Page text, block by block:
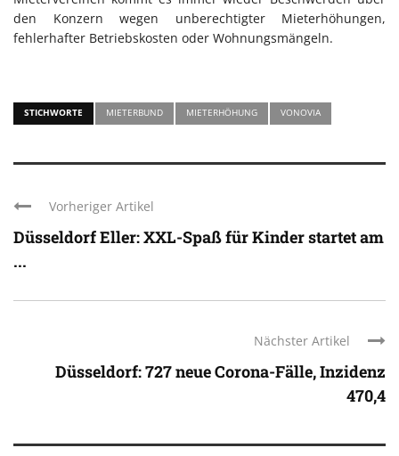
den Konzern wegen unberechtigter Mieterhöhungen,
fehlerhafter Betriebskosten oder Wohnungsmängeln.
STICHWORTE MIETERBUND MIETERHÖHUNG VONOVIA
Vorheriger Artikel
Düsseldorf Eller: XXL-Spaß für Kinder startet am
...
Nächster Artikel
Düsseldorf: 727 neue Corona-Fälle, Inzidenz
470,4